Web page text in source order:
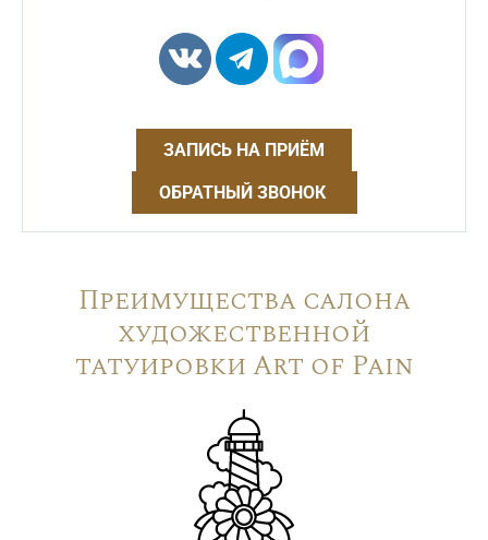
ЗАПИСЬ НА ПРИЁМ
ОБРАТНЫЙ ЗВОНОК
Преимущества салона
художественной
татуировки Art of Pain